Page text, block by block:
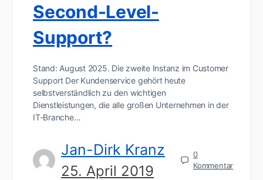
Second-Level-
Support?
Stand: August 2025. Die zweite Instanz im Customer
Support Der Kundenservice gehört heute
selbstverständlich zu den wichtigen
Dienstleistungen, die alle großen Unternehmen in der
IT-Branche…
Jan-Dirk Kranz
25. April 2019
0
Kommentar